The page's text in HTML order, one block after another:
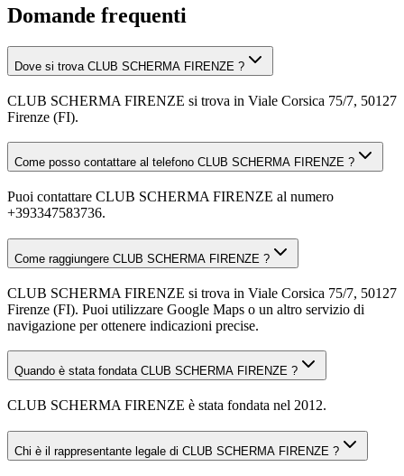
Domande frequenti
Dove si trova CLUB SCHERMA FIRENZE ?
CLUB SCHERMA FIRENZE si trova in Viale Corsica 75/7, 50127
Firenze (FI).
Come posso contattare al telefono CLUB SCHERMA FIRENZE ?
Puoi contattare CLUB SCHERMA FIRENZE al numero
+393347583736.
Come raggiungere CLUB SCHERMA FIRENZE ?
CLUB SCHERMA FIRENZE si trova in Viale Corsica 75/7, 50127
Firenze (FI). Puoi utilizzare Google Maps o un altro servizio di
navigazione per ottenere indicazioni precise.
Quando è stata fondata CLUB SCHERMA FIRENZE ?
CLUB SCHERMA FIRENZE è stata fondata nel 2012.
Chi è il rappresentante legale di CLUB SCHERMA FIRENZE ?